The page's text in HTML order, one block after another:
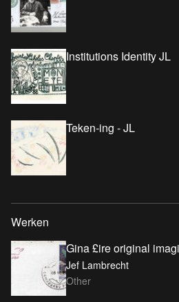
Institutions Identity JL
Teken-ing - JL
Werken
Gina £ire original
Jef Lambrecht
Other